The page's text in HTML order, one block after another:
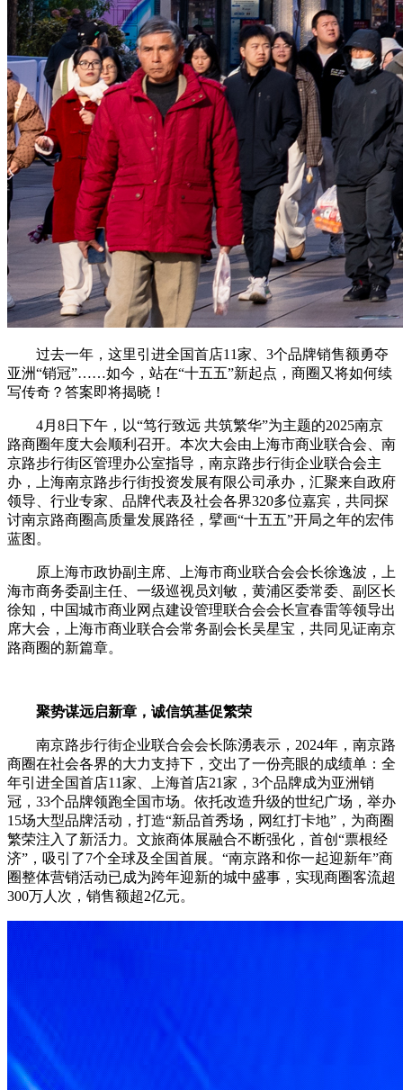
过去一年，这里引进全国首店11家、3个品牌销售额勇夺
亚洲“销冠”……如今，站在“十五五”新起点，商圈又将如何续
写传奇？答案即将揭晓！
4月8日下午，以“笃行致远 共筑繁华”为主题的2025南京
路商圈年度大会顺利召开。本次大会由上海市商业联合会、南
京路步行街区管理办公室指导，南京路步行街企业联合会主
办，上海南京路步行街投资发展有限公司承办，汇聚来自政府
领导、行业专家、品牌代表及社会各界320多位嘉宾，共同探
讨南京路商圈高质量发展路径，擘画“十五五”开局之年的宏伟
蓝图。
原上海市政协副主席、上海市商业联合会会长徐逸波，上
海市商务委副主任、一级巡视员刘敏，黄浦区委常委、副区长
徐知，中国城市商业网点建设管理联合会会长宣春雷等领导出
席大会，上海市商业联合会常务副会长吴星宝，共同见证南京
路商圈的新篇章。
聚势谋远启新章，诚信筑基促繁荣
南京路步行街企业联合会会长陈湧表示，2024年，南京路
商圈在社会各界的大力支持下，交出了一份亮眼的成绩单：全
年引进全国首店11家、上海首店21家，3个品牌成为亚洲销
冠，33个品牌领跑全国市场。依托改造升级的世纪广场，举办
15场大型品牌活动，打造“新品首秀场，网红打卡地”，为商圈
繁荣注入了新活力。文旅商体展融合不断强化，首创“票根经
济”，吸引了7个全球及全国首展。“南京路和你一起迎新年”商
圈整体营销活动已成为跨年迎新的城中盛事，实现商圈客流超
300万人次，销售额超2亿元。